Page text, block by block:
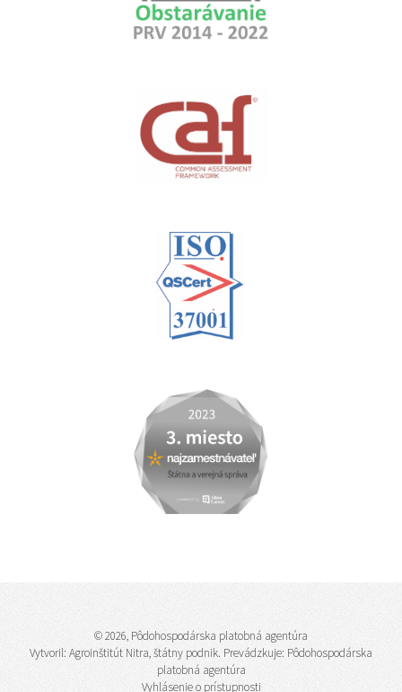
© 2026, Pôdohospodárska platobná agentúra
Vytvoril: Agroinštitút Nitra, štátny podnik. Prevádzkuje: Pôdohospodárska
platobná agentúra
Vyhlásenie o prístupnosti